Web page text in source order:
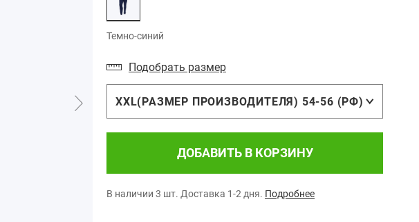
Темно-синий
Подобрать размер
XXL(РАЗМЕР ПРОИЗВОДИТЕЛЯ) 54-56 (РФ)
ДОБАВИТЬ В КОРЗИНУ
В наличии 3 шт. Доставка 1-2 дня. Подробнее